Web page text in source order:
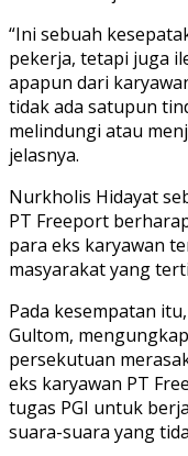
“Ini sebuah
pekerja, tetapi juga
apapun dari
tidak ada satupun
melindungi atau
jelasnya.
Nurkholis Hidayat
PT Freeport
para eks karyawan
masyarakat yang
Pada kesempatan
Gultom,
persekutuan
eks karyawan PT
tugas PGI untuk
suara-suara yang